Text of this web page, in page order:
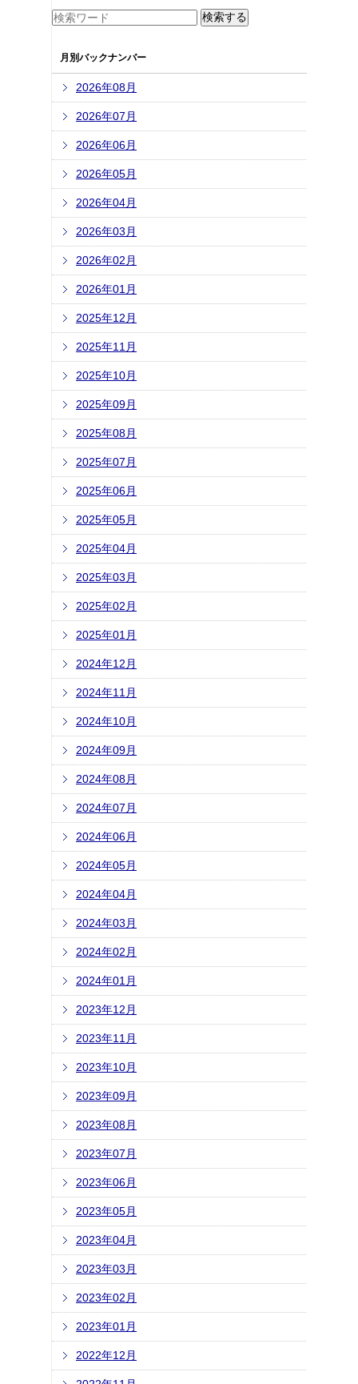
月別バックナンバー
2026年08月
2026年07月
2026年06月
2026年05月
2026年04月
2026年03月
2026年02月
2026年01月
2025年12月
2025年11月
2025年10月
2025年09月
2025年08月
2025年07月
2025年06月
2025年05月
2025年04月
2025年03月
2025年02月
2025年01月
2024年12月
2024年11月
2024年10月
2024年09月
2024年08月
2024年07月
2024年06月
2024年05月
2024年04月
2024年03月
2024年02月
2024年01月
2023年12月
2023年11月
2023年10月
2023年09月
2023年08月
2023年07月
2023年06月
2023年05月
2023年04月
2023年03月
2023年02月
2023年01月
2022年12月